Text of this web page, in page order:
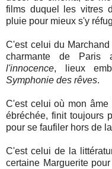
films duquel les vitres
pluie pour mieux s'y
C'est celui du
charmante de
l'innocence, lieux
Symphonie des rêves.
C'est celui où mon âme
ébréchée, finit toujours
pour se faufiler hors de
C'est celui de la
certaine Marguerite